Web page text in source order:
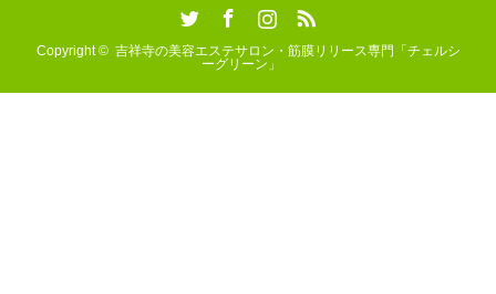
Copyright © 吉祥寺の美容エステサロン・筋膜リリース専門「チェルシ
ーグリーン」